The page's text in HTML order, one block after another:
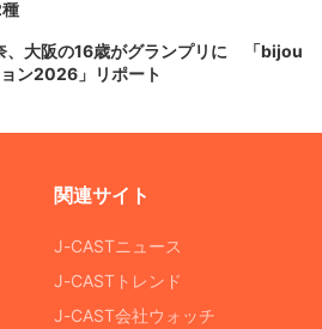
、大阪の16歳がグランプリに 「bijou
ン2026」リポート
関連サイト
J-CASTニュース
J-CASTトレンド
J-CAST会社ウォッチ